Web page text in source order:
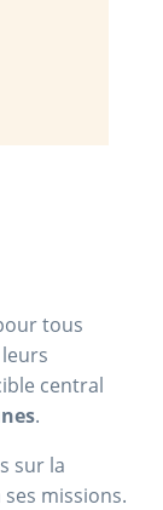
tous
central
.
sur la
missions.